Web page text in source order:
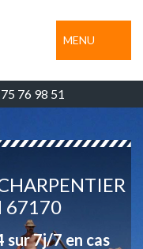
MENU
76 98 51
67170
7j/7 en cas